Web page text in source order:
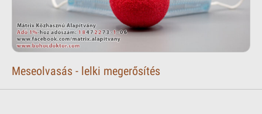
Meseolvasás - lelki megerősítés